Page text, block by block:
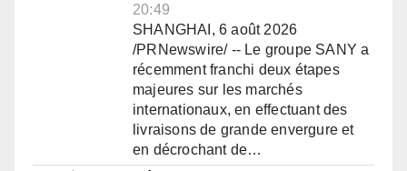
20:49
SHANGHAI, 6 août 2026
/PRNewswire/ -- Le groupe SANY a
récemment franchi deux étapes
majeures sur les marchés
internationaux, en effectuant des
livraisons de grande envergure et
en décrochant de…